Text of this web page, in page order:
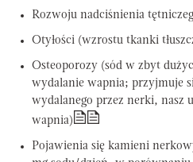
Rozwoju nadciśnienia
Otyłości (wzrostu tkanki
Osteoporozy (sód w zbyt
wydalanie wapnia; przyjmuje
wydalanego przez nerki, nasz
wapnia)
Pojawienia się kamieni